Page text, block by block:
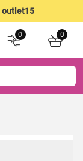
outlet15
0 0